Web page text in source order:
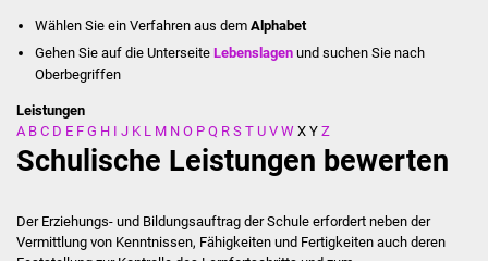
Summerrockfestival
Stadtverwaltung
Behördenwegweiser
Wählen Sie ein Verfahren aus dem Alphabet
Gehen Sie auf die UnterseiteLebenslagen und suchen Sie nach
Oberbegriffen
Leistungen
A B C D E F G H I J K L M N O P Q R S T U V W X Y Z
Schulische Leistungen bewerten
Der Erziehungs- und Bildungsauftrag der Schule erfordert neben der
Vermittlung von Kenntnissen, Fähigkeiten und Fertigkeiten auch deren